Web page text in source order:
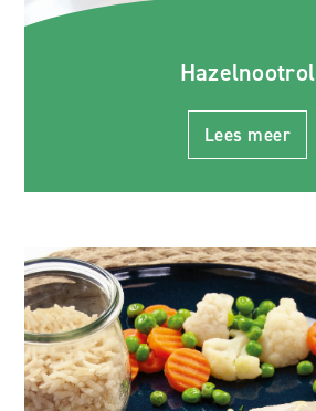
Hazelnootrol
Lees meer